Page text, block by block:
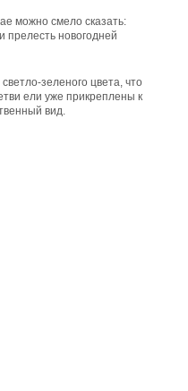
можно смело сказать:
прелесть новогодней
зеленого цвета, что
ели уже прикреплены к
вид.